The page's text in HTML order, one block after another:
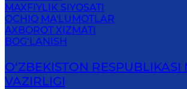
MAXFIYLIK SIYOSATI
OCHIQ MA'LUMOTLAR
AXBOROT XIZMATI
BOG‘LANISH
O‘ZBEKISTON
VAZIRLIGI